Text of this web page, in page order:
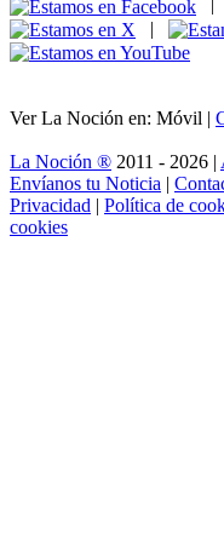
|
Ver La Noción en: Móvil |
La Noción ® 2011 - 2026 |
Envíanos tu Noticia |
Privacidad | Política de
cookies